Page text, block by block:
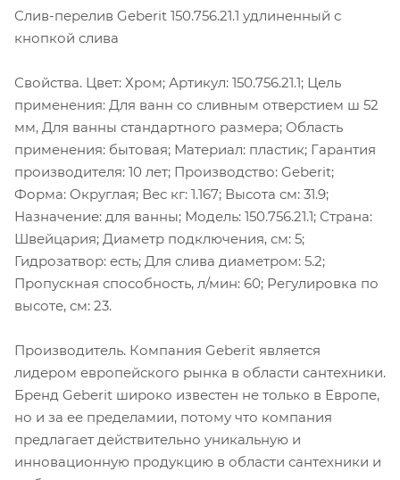
Слив-перелив Geberit 150.756.21.1 удлиненный с
кнопкой слива
Свойства. Цвет: Хром; Артикул: 150.756.21.1; Цель
применения: Для ванн со сливным отверстием ш 52
мм, Для ванны стандартного размера; Область
применения: бытовая; Материал: пластик; Гарантия
производителя: 10 лет; Производство: Geberit;
Форма: Округлая; Вес кг: 1.167; Высота см: 31.9;
Назначение: для ванны; Модель: 150.756.21.1; Страна:
Швейцария; Диаметр подключения, см: 5;
Гидрозатвор: есть; Для слива диаметром: 5.2;
Пропускная способность, л/мин: 60; Регулировка по
высоте, см: 23.
Производитель. Компания Geberit является
лидером европейского рынка в области сантехники.
Бренд Geberit широко известен не только в Европе,
но и за ее пределамии, потому что компания
предлагает действительно уникальную и
инновационную продукцию в области сантехники и